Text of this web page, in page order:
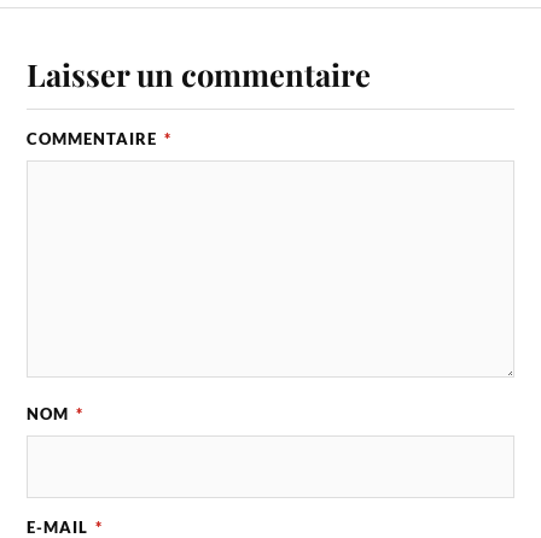
Laisser un commentaire
COMMENTAIRE *
NOM *
E-MAIL *